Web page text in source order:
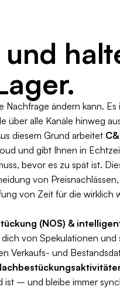
Nachfrage ändern kann. Es
über alle Kanäle hinweg
diesem Grund arbeitet
und gibt Ihnen in
bevor es zu spät ist.
von
von Zeit für die wirklich
(NOS) &
von Spekulationen und
Verkaufs- und
ist – und bleibe immer